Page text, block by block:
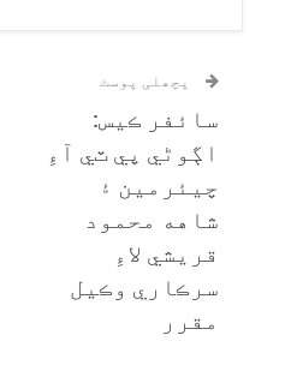
پچھلی پوسٹ
سائفر ڪيس:
اڳوڻي پي ٽي آءِ
چيئرمين ۽
شاهه محمود
قريشي لاءِ
سرڪاري وڪيل
مقرر